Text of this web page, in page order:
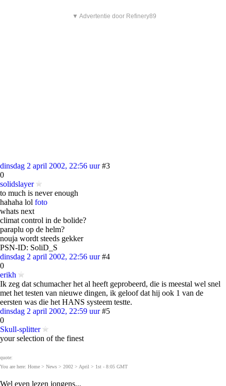
▼ Advertentie door Refinery89
dinsdag 2 april 2002, 22:56 uur #3
0
solidslayer
to much is never enough
hahaha lol foto
whats next
climat control in de bolide?
paraplu op de helm?
nouja wordt steeds gekker
PSN-ID: SoliD_S
dinsdag 2 april 2002, 22:56 uur #4
0
erikh
Ik zeg dat schumacher het al heeft geprobeerd, die is meestal wel snel
met het testen van nieuwe dingen, ik geloof dat hij ook 1 van de
eersten was die het HANS systeem testte.
dinsdag 2 april 2002, 22:59 uur #5
0
Skull-splitter
your selection of the finest
quote:
You are here: Home > News > 2002 > April > 1st - 8:05 GMT
Wel even lezen jongens...